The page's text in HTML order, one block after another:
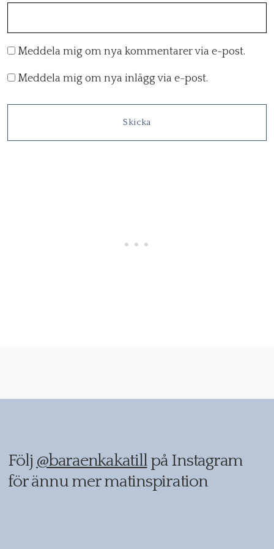
Meddela mig om nya kommentarer via e-post.
Meddela mig om nya inlägg via e-post.
Följ @baraenkakatillpå Instagram
för ännu mer matinspiration